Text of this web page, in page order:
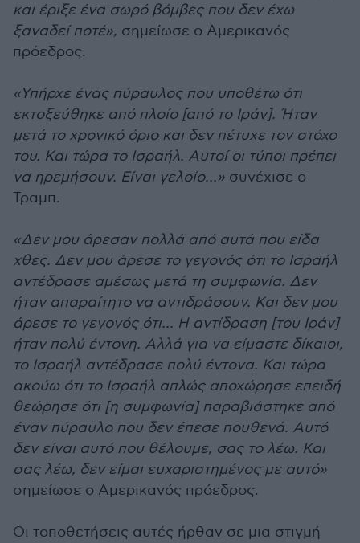
και έριξε ένα σωρό βόμβες που δεν έχω
ξαναδεί ποτέ», σημείωσε ο Αμερικανός
πρόεδρος.
«Υπήρχε ένας πύραυλος που υποθέτω ότι
εκτοξεύθηκε από πλοίο [από το Ιράν]. Ήταν
μετά το χρονικό όριο και δεν πέτυχε τον στόχο
του. Και τώρα το Ισραήλ. Αυτοί οι τύποι πρέπει
να ηρεμήσουν. Είναι γελοίο...» συνέχισε ο
Τραμπ.
«Δεν μου άρεσαν πολλά από αυτά που είδα
χθες. Δεν μου άρεσε το γεγονός ότι το Ισραήλ
αντέδρασε αμέσως μετά τη συμφωνία. Δεν
ήταν απαραίτητο να αντιδράσουν. Και δεν μου
άρεσε το γεγονός ότι... Η αντίδραση [του Ιράν]
ήταν πολύ έντονη. Αλλά για να είμαστε δίκαιοι,
το Ισραήλ αντέδρασε πολύ έντονα. Και τώρα
ακούω ότι το Ισραήλ απλώς αποχώρησε επειδή
θεώρησε ότι [η συμφωνία] παραβιάστηκε από
έναν πύραυλο που δεν έπεσε πουθενά. Αυτό
δεν είναι αυτό που θέλουμε, σας το λέω. Και
σας λέω, δεν είμαι ευχαριστημένος με αυτό»
σημείωσε ο Αμερικανός πρόεδρος.
Οι τοποθετήσεις αυτές ήρθαν σε μια στιγμή